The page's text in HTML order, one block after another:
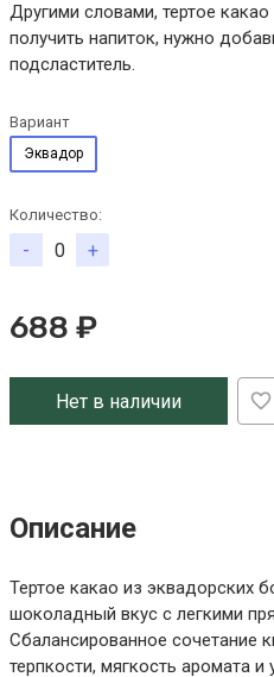
Другими словами, тертое
получить напиток, нужно
подсластитель.
Вариант
Эквадор
Количество:
- +
688 ₽
Нет в наличии
Описание
Тертое какао из эквадорских
шоколадный вкус с легкими
Сбалансированное сочетание
терпкости, мягкость аромата